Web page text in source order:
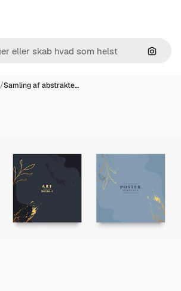
Søg
/Samling af abstrakte…